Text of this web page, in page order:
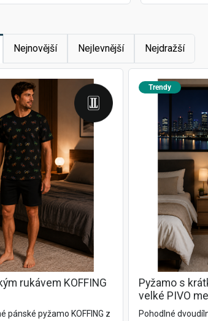
Nejnovější Nejlevnější Nejdražší
rukávem KOFFING
pánské pyžamo KOFFING z
Trendy
Pyžamo s
velké PIVO
Pohodlné